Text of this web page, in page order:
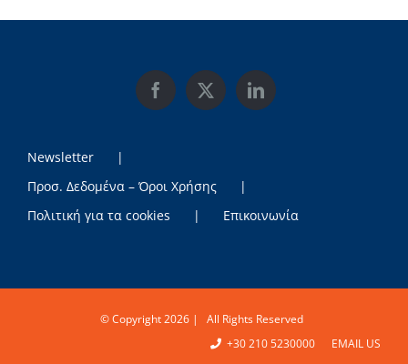
Newsletter
Προσ. Δεδομένα – Όροι Χρήσης
Πολιτική για τα cookies
Επικοινωνία
© Copyright2026 | All Rights Reserved
+30 210 5230000
EMAIL US